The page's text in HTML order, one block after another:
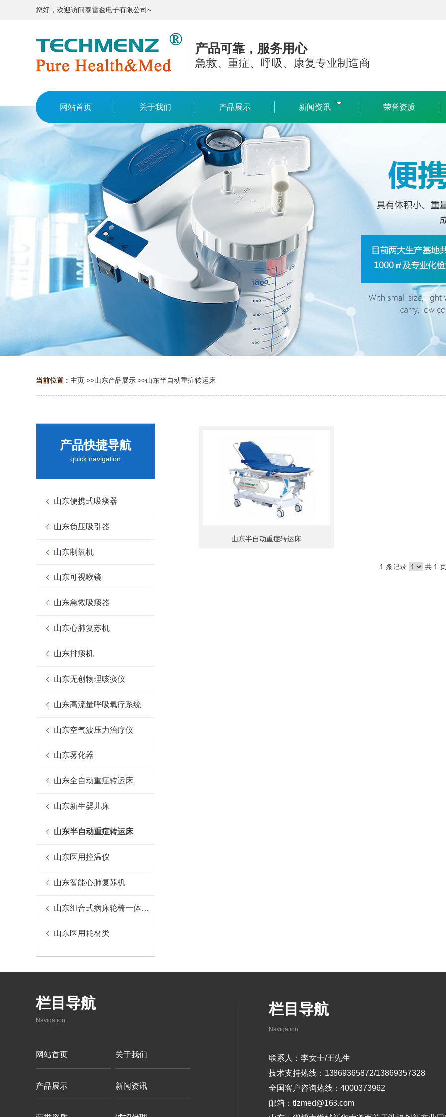
您好，欢迎访问泰雷兹电子有限公司~
产品可靠，服务用心
急救、重症、呼吸、康复专业制造商
网站首页 关于我们 产品展示 新闻资讯 荣誉资质
当前位置 : 主页 >>山东产品展示 >>山东半自动重症转运床
产品快捷导航
quick navigation
山东便携式吸痰器
山东负压吸引器
山东制氧机
山东可视喉镜
山东急救吸痰器
山东心肺复苏机
山东排痰机
山东无创物理咳痰仪
山东高流量呼吸氧疗系统
山东空气波压力治疗仪
山东雾化器
山东全自动重症转运床
山东新生婴儿床
山东半自动重症转运床
山东医用控温仪
山东智能心肺复苏机
山东组合式病床轮椅一体设备
山东医用耗材类
山东半自动重症转运床
1 条记录 共 1 页
栏目导航
Navigation
网站首页 关于我们
产品展示 新闻资讯
栏目导航
Navigation
联系人：李女士/王先生
技术支持热线：13869365872/13869357328
全国客户咨询热线：4000373962
邮箱：tlzmed@163.com